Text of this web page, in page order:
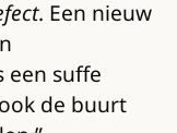
. Een nieuw
een suffe
de buurt